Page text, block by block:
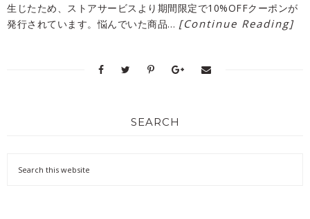
生じたため、ストアサービスより期間限定で10%OFFクーポンが
発行されています。悩んでいた商品… [Continue Reading]
SEARCH